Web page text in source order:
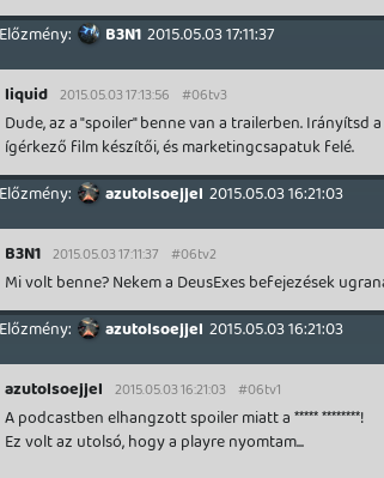
B3N1 2015.05.03 17:11:37
liquid 2015.05.03 17:13:56 #06tv3
Dude, az a "spoiler" benne van a trailerben. Irányítsd
ígérkező film készítői, és marketingcsapatuk felé.
azutolsoejjel 2015.05.03 16:21:03
B3N1 2015.05.03 17:11:37 #06tv2
Mi volt benne? Nekem a DeusExes befejezések
azutolsoejjel 2015.05.03 16:21:03
azutolsoejjel 2015.05.03 16:21:03 #06tv1
A podcastben elhangzott spoiler miatt a ***** ********!
Ez volt az utolsó, hogy a playre nyomtam...